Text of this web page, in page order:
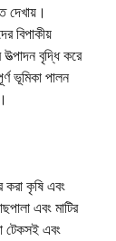
দেখায়।
বিপাকীয়
বৃদ্ধি করে
ভূমিকা পালন
করা কৃষি এবং
এবং মাটির
টেকসই এবং